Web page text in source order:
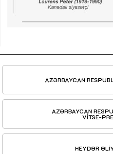
AZƏRBAYCAN
AZƏRBAYCAN
VİTSE-
HEYDƏR